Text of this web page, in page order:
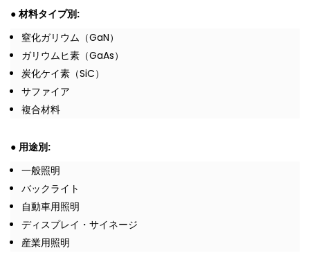
● 材料タイプ別:
窒化ガリウム（GaN）
ガリウムヒ素（GaAs）
炭化ケイ素（SiC）
サファイア
複合材料
● 用途別:
一般照明
バックライト
自動車用照明
ディスプレイ・サイネージ
産業用照明